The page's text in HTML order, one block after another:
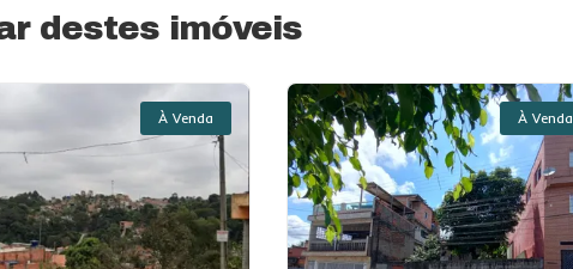
destes imóveis
À Venda À Venda